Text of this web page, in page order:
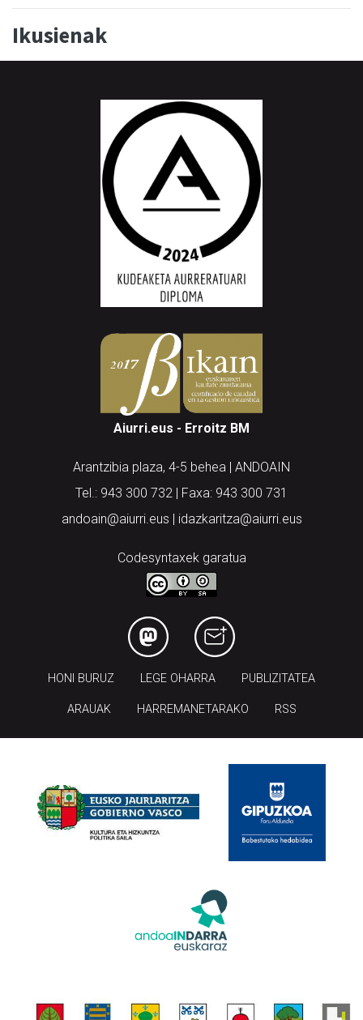
Aiurri.eus - Erroitz BM
Arantzibia plaza, 4-5 behea | ANDOAIN
Codesyntaxek garatua
LEGE OHARRA
ARAUAK HARREMANETARAKO RSS